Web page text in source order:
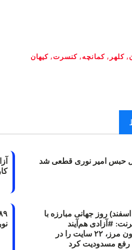
, کلهر , کمانچه, کنسرت, کیهان
امیر نوری قطعی شد
۱۲ مارس (۲۱ اسفند) روز جهانی مبارزه با
#آزادی هم‌آیند
گزارشگران‌ بدون مرز، ۲۲ سایت را در
مسدودیت کرد